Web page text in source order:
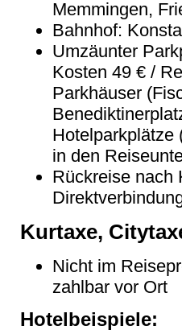
Memmingen,
Bahnhof:
Umzäunter
Kosten 49 € /
Parkhäuser
Hotelparkplätze
in den
Rückreise nach
Kurtaxe,
Nicht im
zahlbar vor Ort
Hotelbeispiele: